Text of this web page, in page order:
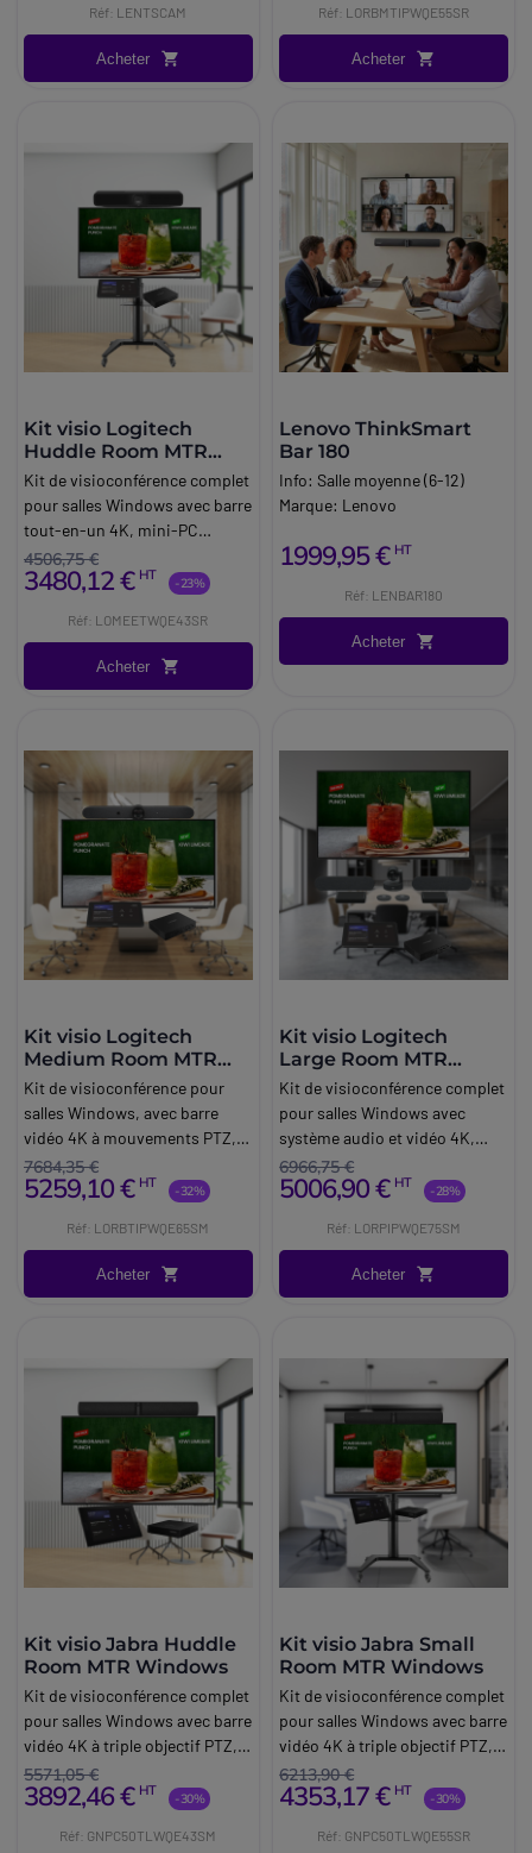
Réf: LENTSCAM
Acheter
salles (4-6 personnes).
Réf: LORBMTIPWQE55SR
Acheter
Kit visio Logitech
Huddle Room MTR
Windows
Kit de visioconférence complet
pour salles Windows avec barre
tout-en-un 4K, mini-PC
Lenovo, écran 4K de 43
pouces, support à roulettes et
rooms (2-3 personnes).
4506,75 €
3480,12 € HT -23%
Réf: LOMEETWQE43SR
Acheter
Lenovo ThinkSmart
Bar 180
Info:Salle moyenne (6-12)
Marque: Lenovo
1999,95 € HT
Réf: LENBAR180
Acheter
Kit visio Logitech
Medium Room MTR
Windows
Kit de visioconférence pour
salles Windows, avec barre
vidéo 4K à mouvements PTZ,
mini-PC Lenovo, écran 4K de
65 pouces et accessoires,
moyenne (6-12 personnes).
7684,35 €
5259,10 € HT -32%
Réf: LORBTIPWQE65SM
Acheter
Kit visio Logitech
Large Room MTR
Windows
Kit de visioconférence complet
pour salles Windows avec
système audio et vidéo 4K,
mini-PC Lenovo, écran 4K de
75 pouces et accessoires,
réunion (10 personnes et plus).
6966,75 €
5006,90 € HT -28%
Réf: LORPIPWQE75SM
Acheter
Kit visio Jabra Huddle
Room MTR Windows
Kit de visioconférence complet
pour salles Windows avec barre
vidéo 4K à triple objectif PTZ,
mini-PC Lenovo, écran 4K de
43 pouces et accessoires,
personnes).
5571,05 €
3892,46 € HT -30%
Réf: GNPC50TLWQE43SM
Kit visio Jabra Small
Room MTR Windows
Kit de visioconférence complet
pour salles Windows avec barre
vidéo 4K à triple objectif PTZ,
mini-PC Lenovo, écran 4K de
55 pouces, support à roulettes
petites salles (4-6 personnes).
6213,90 €
4353,17 € HT -30%
Réf: GNPC50TLWQE55SR